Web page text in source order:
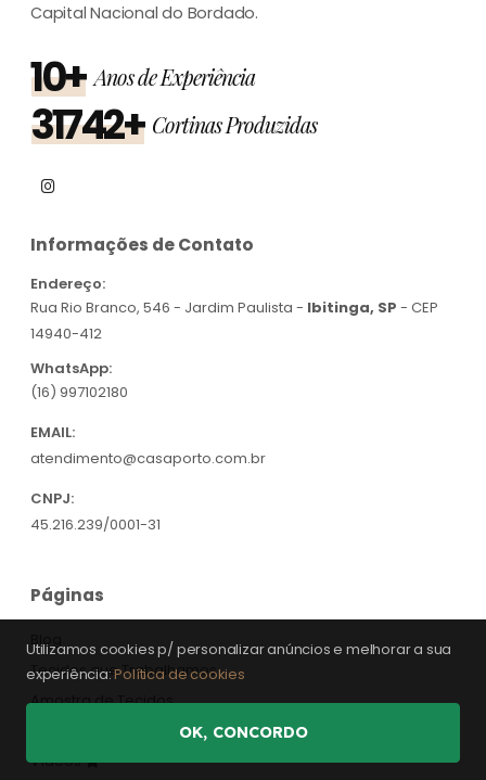
Utilizamos cookies p/ personalizar anúncios e melhorar a sua
experiência:Política de cookies
OK, CONCORDO
Capital Nacional do Bordado.
10+ Anos de Experiência
31742+ Cortinas Produzidas
Informações de Contato
Endereço:
Rua Rio Branco, 546 - Jardim Paulista - Ibitinga, SP - CEP
14940-412
WhatsApp:
(16) 997102180
EMAIL:
atendimento@casaporto.com.br
CNPJ:
45.216.239/0001-31
Páginas
Blog
Tecidos que Trabalhamos
Amostra de Tecidos
Avaliações e Depoimentos
Vídeos